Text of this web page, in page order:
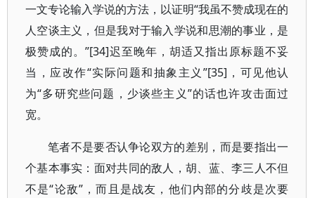
一文专论输入学说的方法，以证明“我虽不赞成现在的
人空谈主义，但是我对于输入学说和思潮的事业，是
极赞成的。”[34]迟至晚年，胡适又指出原标题不妥
当，应改作“实际问题和抽象主义”[35]，可见他认
为“多研究些问题，少谈些主义”的话也许攻击面过
宽。
笔者不是要否认争论双方的差别，而是要指出一
个基本事实：面对共同的敌人，胡、蓝、李三人不但
不是“论敌”，而且是战友，他们内部的分歧是次要